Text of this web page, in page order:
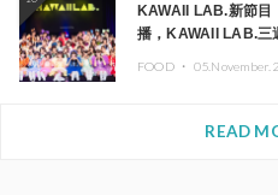
KAWAII LAB.新節
播，KAWAII LAB.三
FOOD ・
READ